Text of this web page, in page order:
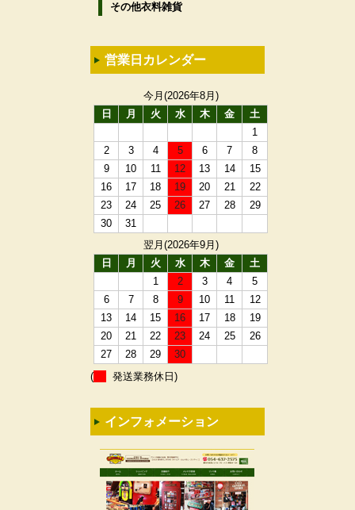
その他衣料雑貨
営業日カレンダー
今月(2026年8月)
日
月 火 水 木 金
土
1
2
3 4 5 6 7
8
9
10 11 12 13 14
15
16
17 18 19 20 21
22
23
24 25 26 27 28
29
30
31
翌月(2026年9月)
日
月 火 水 木 金
土
1
2 3 4
5
6
7 8 9 10 11
12
13
14 15 16 17 18
19
20
21 22 23 24 25
26
27
28 29
30
(
発送業務休日)
インフォメーション